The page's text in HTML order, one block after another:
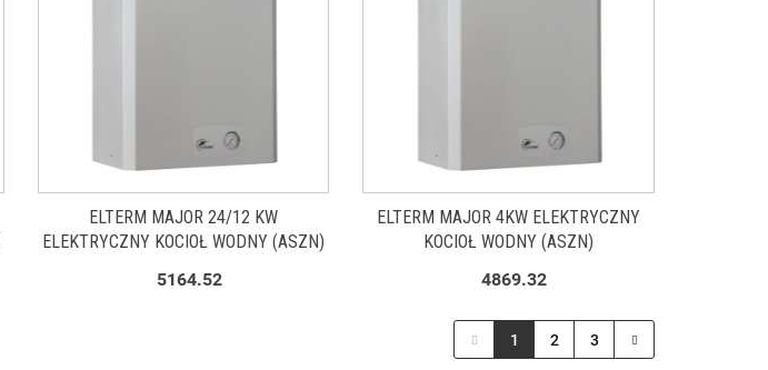
ELTERM MAJOR 24/12 KW
ELEKTRYCZNY KOCIOŁ WODNY (ASZN)
5164.52
ELTERM MAJOR 4KW ELEKTRYCZNY
KOCIOŁ WODNY (ASZN)
4869.32
1 2 3